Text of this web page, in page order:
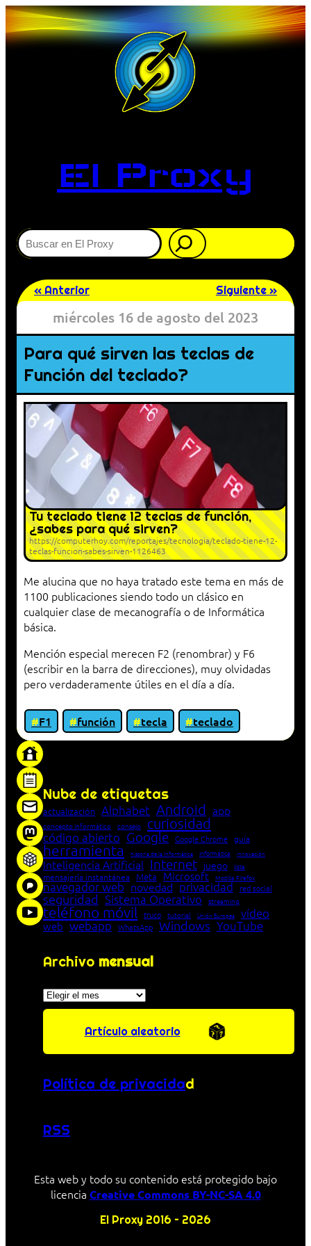
El Proxy
Buscar
« Anterior Siguiente »
miércoles 16 de agosto del 2023
Para qué sirven las teclas de
Función del teclado?
Tu teclado tiene 12 teclas de función,
¿sabes para qué sirven?
https://computerhoy.com/reportajes/tecnologia/teclado-tiene-12-
teclas-funcion-sabes-sirven-1126463
Me alucina que no haya tratado este tema en más de
1100 publicaciones siendo todo un clásico en
cualquier clase de mecanografía o de Informática
básica.
Mención especial merecen F2 (renombrar) y F6
(escribir en la barra de direcciones), muy olvidadas
pero verdaderamente útiles en el día a día.
F1 función tecla
teclado
Nube de etiquetas
actualización Alphabet Android app
concepto informático consejo curiosidad
código abierto Google Google Chrome guía
herramienta historia de la Informática Informática innovación
Inteligencia Artificial Internet juego lista
mensajería instantánea Meta Microsoft Mozilla Firefox
navegador web novedad privacidad red social
seguridad Sistema Operativo streaming
teléfono móvil truco tutorial Unión Europea vídeo
web webapp WhatsApp Windows YouTube
Archivo mensual
Archivos
Artículo aleatorio
Política de privacidad
RSS
Esta web y todo su contenido está protegido bajo
licencia Creative Commons BY-NC-SA 4.0
El Proxy 2016 – 2026